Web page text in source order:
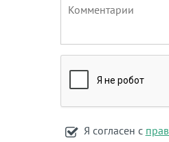
Я согласен с